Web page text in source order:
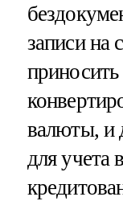
записи на
валюты, и
для учета